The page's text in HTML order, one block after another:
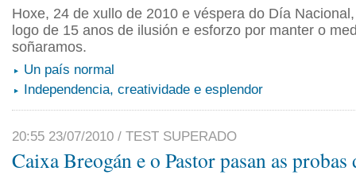
Hoxe, 24 de xullo de 2010 e véspera do Día
logo de 15 anos de ilusión e esforzo por manter o
soñaramos.
Un país normal
Independencia, creatividade e esplendor
20:55 23/07/2010 / TEST SUPERADO
Caixa Breogán e o Pastor pasan as probas